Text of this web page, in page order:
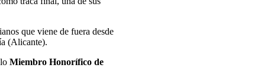
que viene de fuera desde
(Alicante).
Miembro Honorífico de